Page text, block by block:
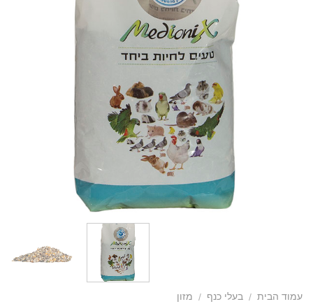
עמוד הבית / בעלי כנף / מזון